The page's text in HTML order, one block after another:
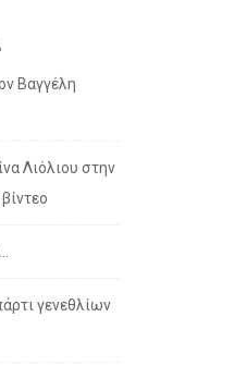
Βαγγέλη
Λιόλιου στην
γενεθλίων